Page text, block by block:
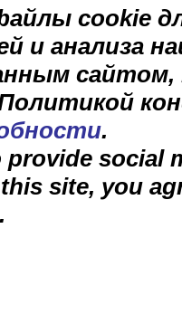
cookie
и анализа
.
provide social
site, you
.